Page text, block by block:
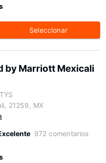
Seleccionar
by Marriott Mexicali
21259, MX
972 comentarios